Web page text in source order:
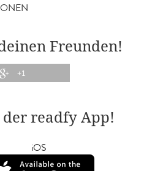
Freunden!
+1
der readfy App!
iOS